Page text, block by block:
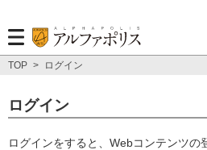
TOP > ログイン
ログイン
ログインをすると、Webコンテンツの